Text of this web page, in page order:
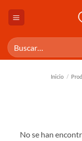
Buscar
por:
Inicio /
No se han